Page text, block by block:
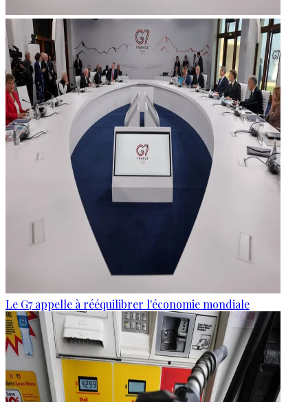
Le G7 appelle à rééquilibrer l'économie mondiale